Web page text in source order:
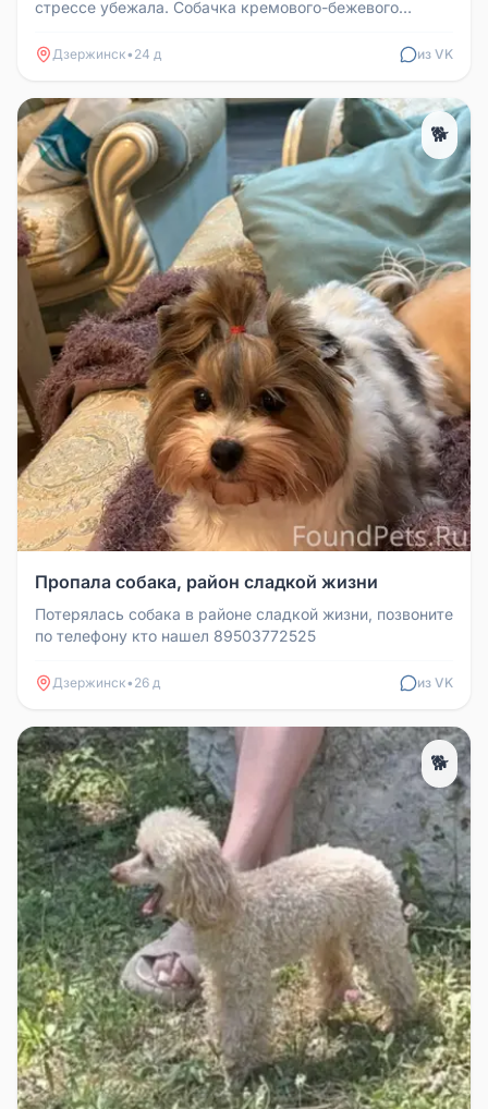
стрессе убежала. Собачка кремового-бежевого
Дзержинск• 24 д из VK
🐕
Пропала собака, район сладкой жизни
Потерялась собака в районе сладкой жизни, позвоните
по телефону кто нашел 89503772525
Дзержинск• 26 д из VK
🐕